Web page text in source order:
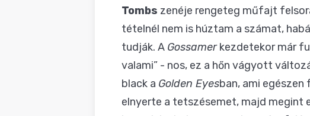
Tombs zenéje rengeteg műfajt
tételnél nem is húztam a számat,
tudják. A Gossamerkezdetekor már
valami” - nos, ez a hőn vágyott
black a Golden Eyesban, ami
elnyerte a tetszésemet, majd megint